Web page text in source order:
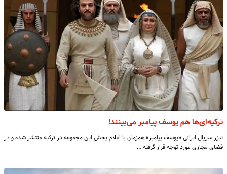
ترکیه‌ای‌ها هم یوسف پیامبر می‌بینند!
تیزر سریال ایرانی «یوسف پیامبر» همزمان با اعلام پخش این مجموعه در ترکیه منتشر شده و در
فضای مجازی مورد توجه قرار گرفته …